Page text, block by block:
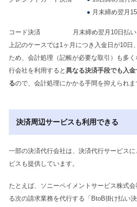
月末締め翌月
コード決済
月末締め翌月10日払い
上記のケースでは1ヶ月につき入金日が10日
ため、会計処理（記帳が必要な取引）も多
行会社を利用すると異なる決済手段でも入
るので、会計処理にかかる手間を抑えられま
決済周辺サービスも利用できる
一部の決済代行会社は、決済代行サービス
ビスも提供しています。
たとえば、ソニーペイメントサービス株式
る次の請求業務を代行する「BtoB掛け払い